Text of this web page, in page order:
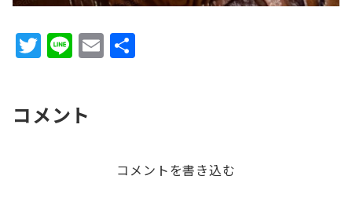
T
w
te
Li
n
E
m
コメント
コメントを書き込む